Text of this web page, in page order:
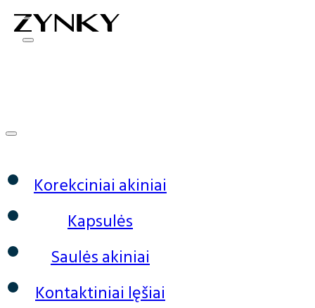
0
Korekciniai akiniai
Kapsulės
Saulės akiniai
Kontaktiniai lęšiai